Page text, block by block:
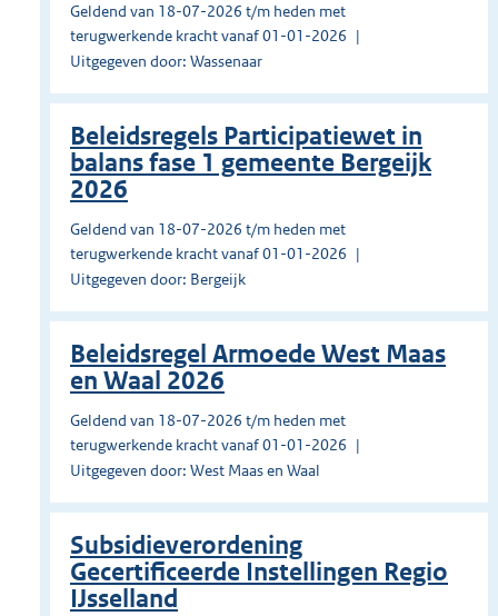
Geldend van 18-07-2026 t/m heden met
terugwerkende kracht vanaf 01-01-2026
Uitgegeven door: Wassenaar
Beleidsregels Participatiewet in
balans fase 1 gemeente Bergeijk
2026
Geldend van 18-07-2026 t/m heden met
terugwerkende kracht vanaf 01-01-2026
Uitgegeven door: Bergeijk
Beleidsregel Armoede West Maas
en Waal 2026
Geldend van 18-07-2026 t/m heden met
terugwerkende kracht vanaf 01-01-2026
Uitgegeven door: West Maas en Waal
Subsidieverordening
Gecertificeerde Instellingen Regio
IJsselland